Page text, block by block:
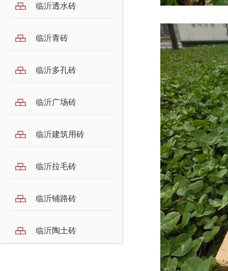
临沂透水砖
临沂青砖
临沂多孔砖
临沂广场砖
临沂建筑用砖
临沂拉毛砖
临沂铺路砖
临沂陶土砖